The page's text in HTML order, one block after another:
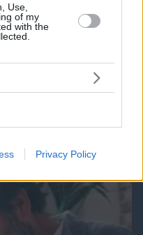
Use,
of my
with the
Privacy Policy
Heights Candy